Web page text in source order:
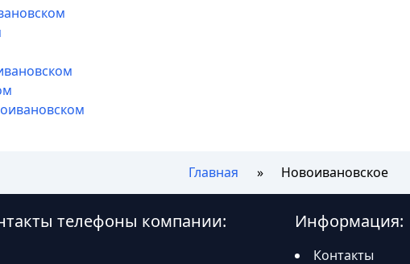
Главная Новоивановское
телефоны компании: Информация:
Контакты